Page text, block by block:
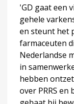
'GD gaat een
gehele
en steunt het
farmaceuten
Nederlandse
in
hebben
over PRRS